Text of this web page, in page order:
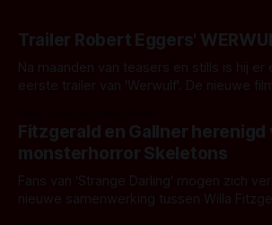
Trailer Robert Eggers'
Na maanden van teasers en stills is hij er
eerste trailer van 'Werwulf'. De nieuwe
kille stijl vol folklore en mythe. Het topic
het het al raden?)... de weerwolf. Kijk je
Fitzgerald en Gallner herenigd
monsterhorror Skeletons
Fans van 'Strange Darling' mogen zich
nieuwe samenwerking tussen Willa